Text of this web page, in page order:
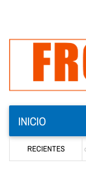
INICIO
RECIENTES
transformador de potencia